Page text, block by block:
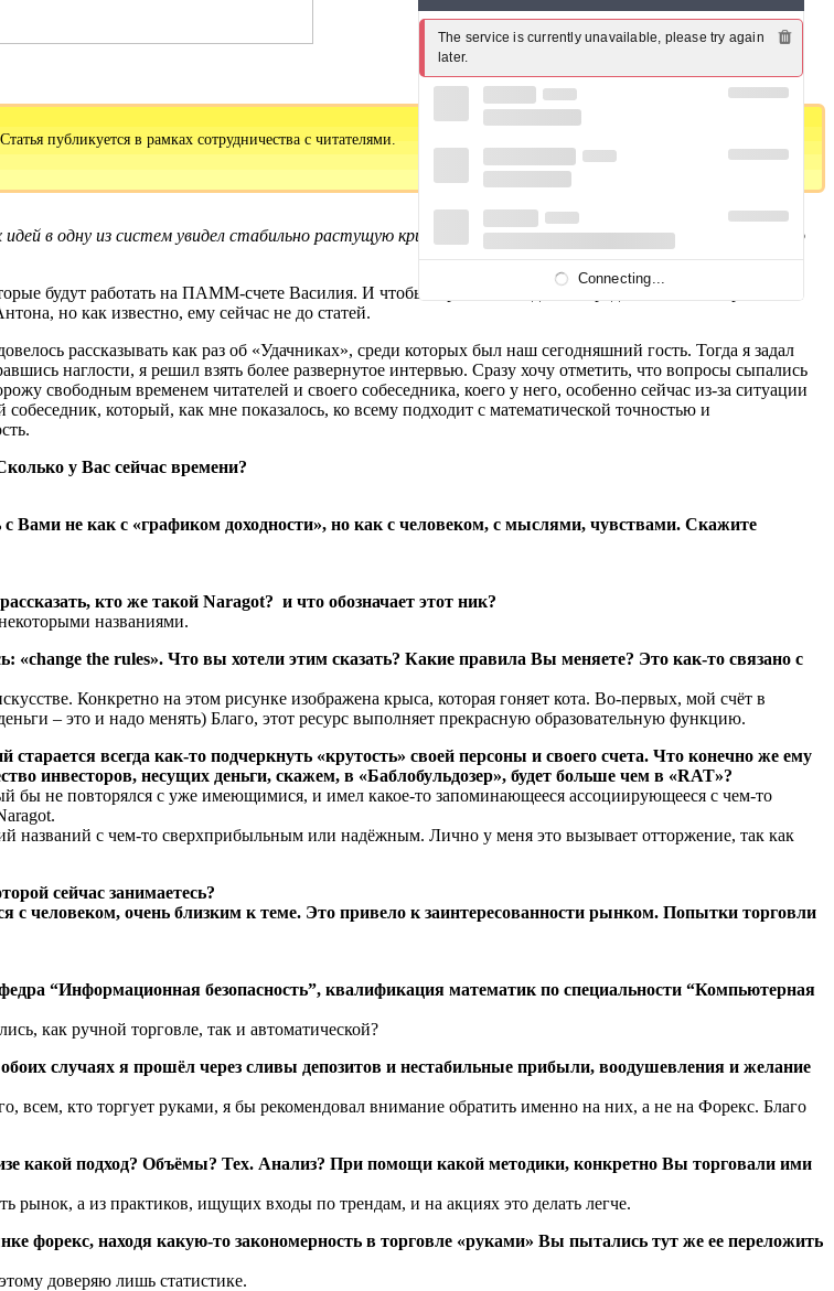
публикуется в рамках сотрудничества с читателями.
идей в одну из систем увидел стабильно растущую кривую доходности в тестере. Это был шок. Именно
будут работать на ПАММ-счете Василия. И чтобы скрасить ожидание, предлагаю «поговорить по
но как известно, ему сейчас не до статей.
рассказывать как раз об «Удачниках», среди которых был наш сегодняшний гость. Тогда я задал
наглости, я решил взять более развернутое интервью. Сразу хочу отметить, что вопросы сыпались
свободным временем читателей и своего собеседника, коего у него, особенно сейчас из-за ситуации
который, как мне показалось, ко всему подходит с математической точностью и
у Вас сейчас времени?
Вами не как с «графиком доходности», но как с человеком, с мыслями, чувствами. Скажите
кто же такой Naragot? и что обозначает этот ник?
названиями.
the rules». Что вы хотели этим сказать? Какие правила Вы меняете? Это как-то связано с
Конкретно на этом рисунке изображена крыса, которая гоняет кота. Во-первых, мой счёт в
– это и надо менять) Благо, этот ресурс выполняет прекрасную образовательную функцию.
всегда как-то подчеркнуть «крутость» своей персоны и своего счета. Что конечно же ему
инвесторов, несущих деньги, скажем, в «Баблобульдозер», будет больше чем в «RAT»?
не повторялся с уже имеющимися, и имел какое-то запоминающееся ассоциирующееся с чем-то
названий с чем-то сверхприбыльным или надёжным. Лично у меня это вызывает отторжение, так как
сейчас занимаетесь?
человеком, очень близким к теме. Это привело к заинтересованности рынком. Попытки торговли
“Информационная безопасность”, квалификация математик по специальности “Компьютерная
как ручной торговле, так и автоматической?
случаях я прошёл через сливы депозитов и нестабильные прибыли, воодушевления и желание
всем, кто торгует руками, я бы рекомендовал внимание обратить именно на них, а не на Форекс. Благо
какой подход? Объёмы? Тех. Анализ? При помощи какой методики, конкретно Вы торговали ими
а из практиков, ищущих входы по трендам, и на акциях это делать легче.
форекс, находя какую-то закономерность в торговле «руками» Вы пытались тут же ее переложить
доверяю лишь статистике.
The service is currently unavailable, please try again
later.
Connecting...